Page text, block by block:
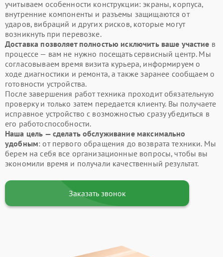
учитываем особенности конструкции: экраны, корпуса,
внутренние компоненты и разъемы защищаются от
ударов, вибраций и других рисков, которые могут
возникнуть при перевозке.
Доставка позволяет полностью исключить ваше участие в
процессе — вам не нужно посещать сервисный центр. Мы
согласовываем время визита курьера, информируем о
ходе диагностики и ремонта, а также заранее сообщаем о
готовности устройства.
После завершения работ техника проходит обязательную
проверку и только затем передается клиенту. Вы получаете
исправное устройство с возможностью сразу убедиться в
его работоспособности.
Наша цель — сделать обслуживание максимально
удобным: от первого обращения до возврата техники. Мы
берем на себя все организационные вопросы, чтобы вы
экономили время и получали качественный результат.
Заказать звонок